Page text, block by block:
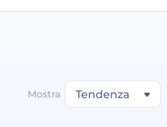
Mostra Tendenza